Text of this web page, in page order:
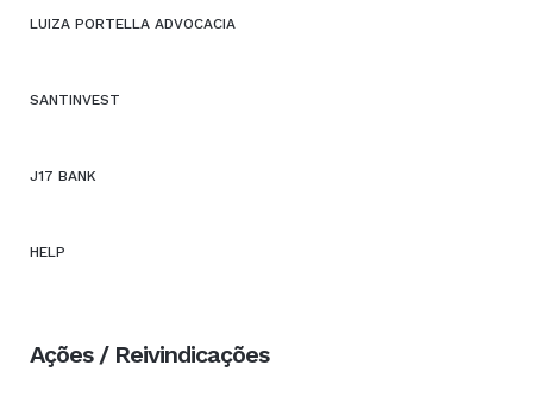
LUIZA PORTELLA ADVOCACIA
SANTINVEST
J17 BANK
HELP
Ações / Reivindicações